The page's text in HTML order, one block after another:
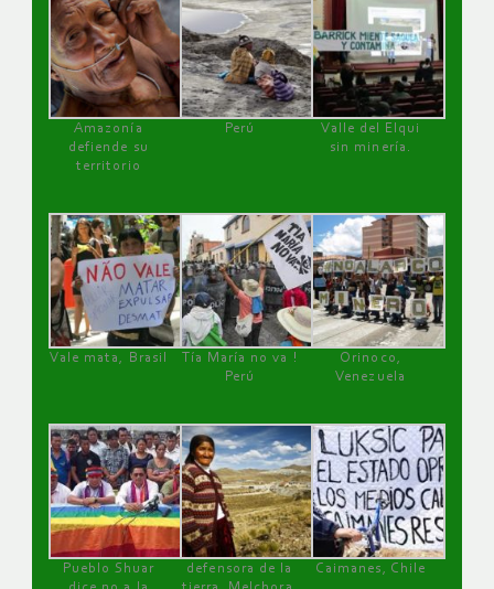
Amazonía
defiende su
territorio
Perú
Valle del Elqui
sin minería.
Vale mata, Brasil
Tía María no va !
Perú
Orinoco,
Venezuela
Pueblo Shuar
defensora de la
Caimanes, Chile